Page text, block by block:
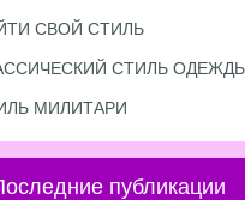
СВОЙ СТИЛЬ
СТИЛЬ
МИЛИТАРИ
публикации